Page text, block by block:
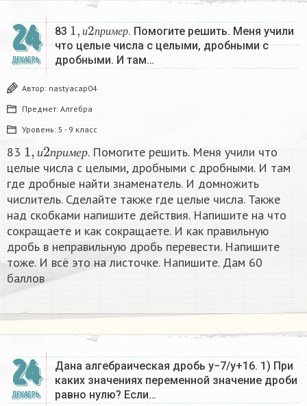
24
ДЕКАБРЬ
83 и пр име р
1,и2п ример
. Помогите решить. Меня учили
что целые числа с целыми, дробными с
дробными. И там…
Автор: nastyacap04
Предмет: Алгебра
Уровень: 5 - 9 класс
83 и пр имер
1 2
. Помогите решить. Меня учили что
целые числа с целыми, дробными с дробными. И там
где дробные найти знаменатель. И домножить
числитель. Сделайте также где целые числа. Также
над скобками напишите действия. Напишите на что
сокращаете и как сокращаете. И как правильную
дробь в неправильную дробь перевести. Напишите
тоже. И всё это на листочке. Напишите. Дам 60
баллов
24
ДЕКАБРЬ
Дана алгебраическая дробь y−7/y+16. 1) При
каких значениях переменной значение дроби
равно нулю? Если…